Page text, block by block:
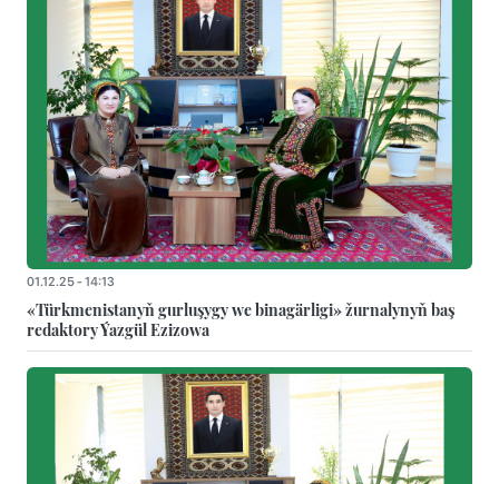
01.12.25 - 14:13
«Türkmenistanyň gurluşygy we binagärligi» žurnalynyň baş
redaktory Ýazgül Ezizowa